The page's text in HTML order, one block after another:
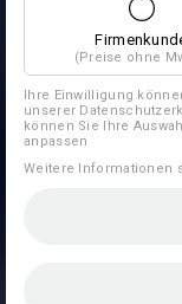
(Preise ohne
Ihre Einwilligung
unserer
können Sie Ihre
anpassen
Weitere Informationen